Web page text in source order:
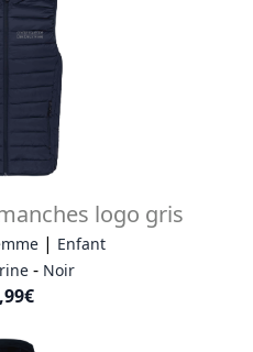
logo gris
| Enfant
- Noir